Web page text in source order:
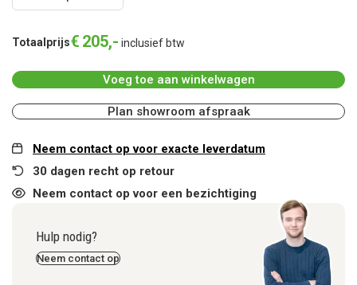
Totaalprijs€ 205,- inclusief btw
Voeg toe aan winkelwagen
Plan showroom afspraak
Neem contact op voor exacte leverdatum
30 dagen recht op retour
Neem contact op voor een bezichtiging
Hulp nodig?
Neem contact op